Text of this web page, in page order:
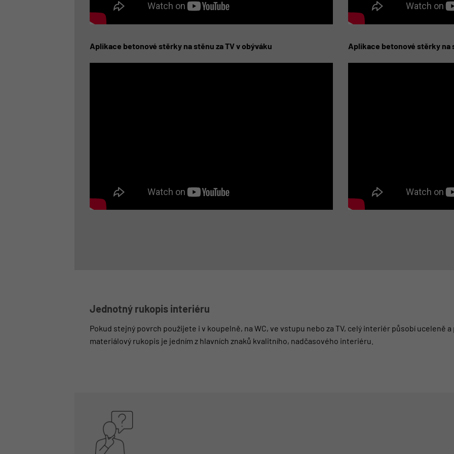
Aplikace betonové stěrky na stěnu za TV v obýváku Aplikace betonové stěrky na
Jednotný rukopis interiéru
Pokud stejný povrch použijete i v koupelně, na WC, ve vstupu nebo za TV, celý interiér působí uceleně
materiálový rukopis je jedním z hlavních znaků kvalitního, nadčasového interiéru.